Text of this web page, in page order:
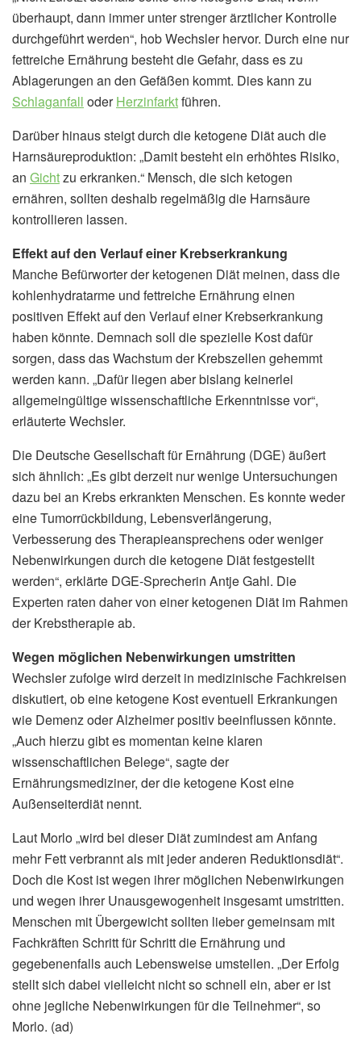
überhaupt, dann immer unter strenger ärztlicher Kontrolle
durchgeführt werden“, hob Wechsler hervor. Durch eine nur
fettreiche Ernährung besteht die Gefahr, dass es zu
Ablagerungen an den Gefäßen kommt. Dies kann zu
Schlaganfall oderHerzinfarktführen.
Darüber hinaus steigt durch die ketogene Diät auch die
Harnsäureproduktion: „Damit besteht ein erhöhtes Risiko,
an Gichtzu erkranken.“ Mensch, die sich ketogen
ernähren, sollten deshalb regelmäßig die Harnsäure
kontrollieren lassen.
Effekt auf den Verlauf einer Krebserkrankung
Manche Befürworter der ketogenen Diät meinen, dass die
kohlenhydratarme und fettreiche Ernährung einen
positiven Effekt auf den Verlauf einer Krebserkrankung
haben könnte. Demnach soll die spezielle Kost dafür
sorgen, dass das Wachstum der Krebszellen gehemmt
werden kann. „Dafür liegen aber bislang keinerlei
allgemeingültige wissenschaftliche Erkenntnisse vor“,
erläuterte Wechsler.
Die Deutsche Gesellschaft für Ernährung (DGE) äußert
sich ähnlich: „Es gibt derzeit nur wenige Untersuchungen
dazu bei an Krebs erkrankten Menschen. Es konnte weder
eine Tumorrückbildung, Lebensverlängerung,
Verbesserung des Therapieansprechens oder weniger
Nebenwirkungen durch die ketogene Diät festgestellt
werden“, erklärte DGE-Sprecherin Antje Gahl. Die
Experten raten daher von einer ketogenen Diät im Rahmen
der Krebstherapie ab.
Wegen möglichen Nebenwirkungen umstritten
Wechsler zufolge wird derzeit in medizinische Fachkreisen
diskutiert, ob eine ketogene Kost eventuell Erkrankungen
wie Demenz oder Alzheimer positiv beeinflussen könnte.
„Auch hierzu gibt es momentan keine klaren
wissenschaftlichen Belege“, sagte der
Ernährungsmediziner, der die ketogene Kost eine
Außenseiterdiät nennt.
Laut Morlo „wird bei dieser Diät zumindest am Anfang
mehr Fett verbrannt als mit jeder anderen Reduktionsdiät“.
Doch die Kost ist wegen ihrer möglichen Nebenwirkungen
und wegen ihrer Unausgewogenheit insgesamt umstritten.
Menschen mit Übergewicht sollten lieber gemeinsam mit
Fachkräften Schritt für Schritt die Ernährung und
gegebenenfalls auch Lebensweise umstellen. „Der Erfolg
stellt sich dabei vielleicht nicht so schnell ein, aber er ist
ohne jegliche Nebenwirkungen für die Teilnehmer“, so
Morlo. (ad)